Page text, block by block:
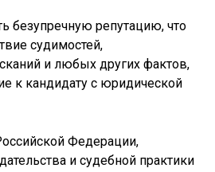
безупречную репутацию, что
судимостей,
и любых других фактов,
к кандидату с юридической
Федерации,
и судебной практики